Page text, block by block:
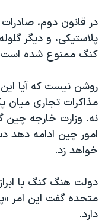
در قانون دوم،
پلاستیکی، و دیگر
کنگ ممنوع شده
روشن نیست که آیا
مذاکرات تجاری میان
نه. وزارت خارجه چین
امور چین ادامه دهد
خواهد زد.
دولت هنگ کنگ با
متحده گفت این امر
دارد.